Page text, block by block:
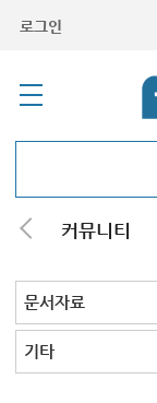
로그인
럼 커뮤니티
교회Q&A
문서자료
설교자료
기타자료
서창캠퍼스
문서자료 전체
강해pdf
도표및지도
성경/암송
소책자pdf
책pdf
전도지
기타